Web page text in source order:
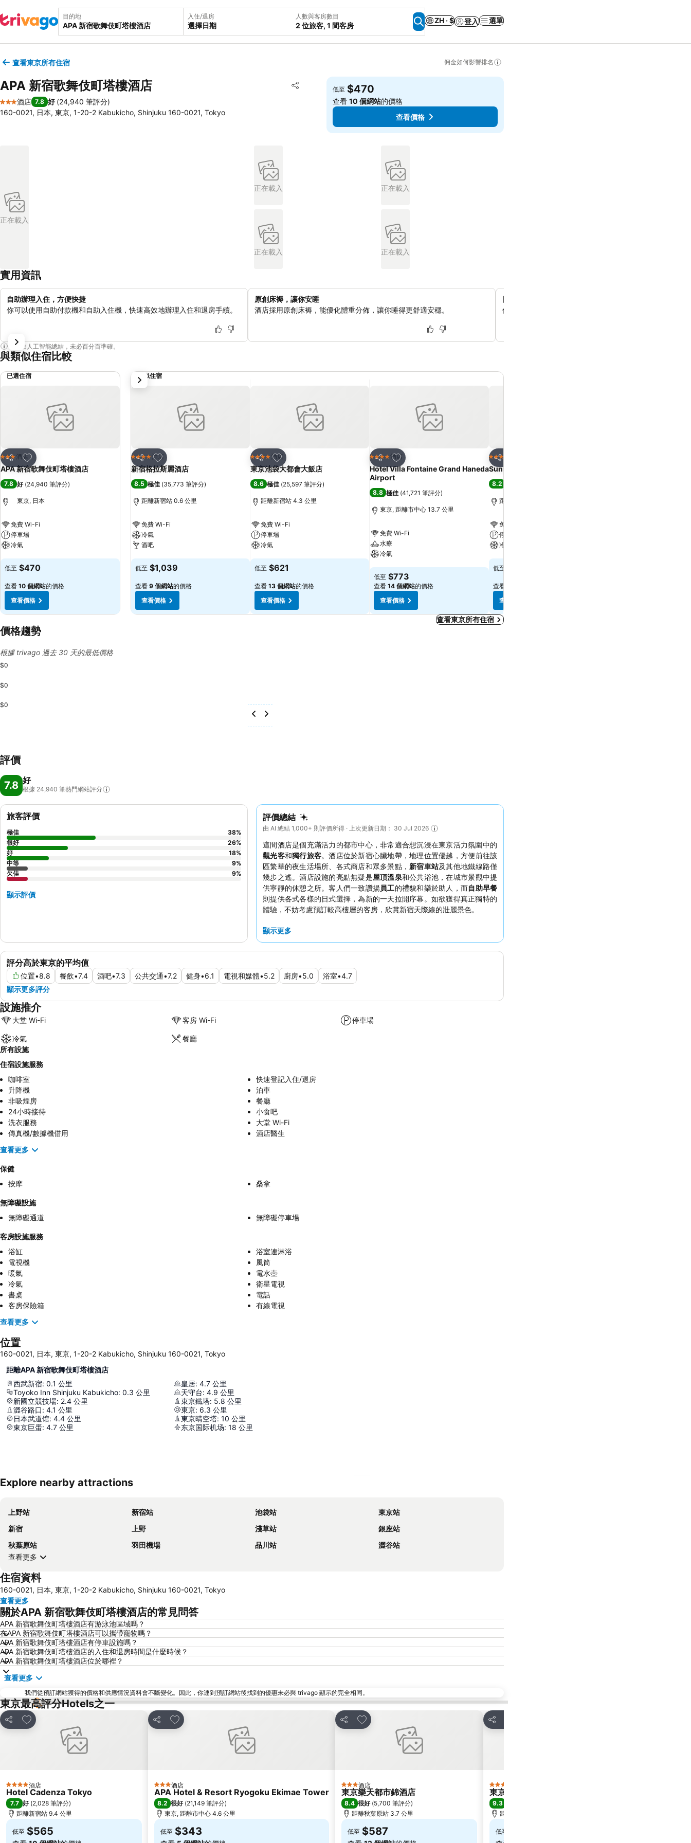
目的地 入住/退房
選擇日期
人數與客房數目
2 位旅客, 1 間客房
ZH · $ 登入 選單
查看東京所有住宿 佣金如何影響排名
APA 新宿歌舞伎町塔樓酒店 分享
放到收藏夾
3 星級
酒店 7.8 好 (24,940 筆評分)
160-0021, 日本, 東京, 1-20-2 Kabukicho, Shinjuku 160-0021, Tokyo
低至 $470
查看10 個網站的價格
查看價格
正在載入
正在載入 正在載入
正在載入 正在載入
實用資訊
自助辦理入住，方便快捷
你可以使用自助付款機和自助入住機，快速高效地辦理入住和退房手續。
原創床褥，讓你安睡
酒店採用原創床褥，能優化體重分佈，讓你睡得更舒適安穩。
日式與西式自助早餐
你可以在酒店餐廳享用豐富的日式與西式自助餐，為你的
內容由人工智能總結，未必百分百準確。
與類似住宿比較
已選住宿
分享
放到收藏夾
3 星級酒店
APA 新宿歌舞伎町塔樓酒店
7.8 好 (24,940 筆評分)
東京, 日本
免費 Wi-Fi
停車場
冷氣
查看價格
低至 $470
查看 10 個網站的價格
查看價格
類似住宿
分享
放到收藏夾
4 星級 酒店
新宿格拉斯麗酒店
8.5 極佳 (35,773 筆評分)
距離新宿站 0.6 公里
免費 Wi-Fi
冷氣
酒吧
查看價格
低至 $1,039
查看 9 個網站的價格
查看價格
分享
放到收藏夾
4 星級 酒店
東京池袋大都會大飯店
8.6 極佳 (25,597 筆評分)
距離新宿站 4.3 公里
免費 Wi-Fi
停車場
冷氣
查看價格
低至 $621
查看 13 個網站的價格
查看價格
分享
放到收藏夾
4 星級 酒店
Hotel Villa Fontaine Grand Haneda
Airport
8.8 極佳 (41,721 筆評分)
東京, 距離市中心 13.7 公里
免費 Wi-Fi
水療
冷氣
查看價格
低至 $773
查看 14 個網站的價格
查看價格
分享
4 星級
Sunshine City Prince Hotel
8.2
距離新宿站 5.3 公里
免費 Wi-Fi
停車場
冷氣
查看價格
低至
查看
查看價格
下一步
查看東京所有住宿
價格趨勢
根據 trivago 過去 30 天的最低價格
$0
$0
$0
評價
7.8 好
根據 24,940 筆熱門網站評分
評價總結
由 AI 總結 1,000+ 則評價所得 · 上次更新日期： 30 Jul 2026
這間酒店是個充滿活力的都市中心，非常適合想沉浸在東京活力氛圍中的
觀光客和獨行旅客。酒店位於新宿心臟地帶，地理位置優越，方便前往該
區繁華的夜生活場所、各式商店和眾多景點， 新宿車站及其他地鐵線路僅
幾步之遙。酒店設施的亮點無疑是屋頂溫泉和公共浴池，在城市景觀中提
供寧靜的休憩之所。客人們一致讚揚員工的禮貌和樂於助人，而自助早餐
則提供各式各樣的日式選擇，為新的一天拉開序幕。如欲獲得真正獨特的
體驗，不妨考慮預訂較高樓層的客房，欣賞新宿天際線的壯麗景色。
顯示更多
評分高於東京的平均值
位置•8.8 餐飲•7.4 酒吧•7.3 公共交通•7.2 健身•6.1 電視和媒體•5.2 廚房•5.0 浴室•4.7
顯示更多評分
旅客評價
極佳 38%
很好
26%
好
18%
中等
9%
欠佳
9%
顯示評價
設施推介
大堂 Wi-Fi 客房 Wi-Fi 停車場
冷氣
餐廳
所有設施
住宿設施服務
咖啡室
快速登記入住/退房
升降機
泊車
非吸煙房
餐廳
24小時接待
小食吧
洗衣服務
大堂 Wi-Fi
傳真機/數據機借用
酒店醫生
查看更多
保健
按摩
桑拿
無障礙設施
無障礙通道
無障礙停車場
客房設施服務
浴缸
浴室連淋浴
電視機
風筒
暖氣
電水壺
冷氣
衛星電視
書桌
電話
客房保險箱
有線電視
查看更多
位置
160-0021, 日本, 東京, 1-20-2 Kabukicho, Shinjuku 160-0021, Tokyo
距離APA 新宿歌舞伎町塔樓酒店
西武新宿: 0.1 公里
Toyoko Inn Shinjuku Kabukicho: 0.3 公里
新國立競技場: 2.4 公里
澀谷路口: 4.1 公里
日本武道馆: 4.4 公里
東京巨蛋: 4.7 公里
皇居: 4.7 公里
天守台: 4.9 公里
東京鐵塔: 5.8 公里
東京: 6.3 公里
東京晴空塔: 10 公里
东京国际机场: 18 公里
Explore nearby attractions
上野站 新宿站 池袋站
東京站
新宿
上野 淺草站
銀座站
秋葉原站
羽田機場 品川站
澀谷站
查看更多
住宿資料
160-0021, 日本, 東京, 1-20-2 Kabukicho, Shinjuku 160-0021, Tokyo
查看更多
關於APA 新宿歌舞伎町塔樓酒店的常見問答
APA 新宿歌舞伎町塔樓酒店有游泳池區域嗎？
在APA 新宿歌舞伎町塔樓酒店可以攜帶寵物嗎？
APA 新宿歌舞伎町塔樓酒店有停車設施嗎？
APA 新宿歌舞伎町塔樓酒店的入住和退房時間是什麼時候？
APA 新宿歌舞伎町塔樓酒店位於哪裡？
查看更多
我們從預訂網站獲得的價格和供應情況資料會不斷變化。因此，你連到預訂網站後找到的優惠未必與 trivago 顯示的完全相同。
東京最高評分Hotels之一
分享
放到收藏夾
4 星級 酒店
Hotel Cadenza Tokyo
7.7 好 (2,028 筆評分)
距離新宿站 9.4 公里
低至 $565
分享
放到收藏夾
3 星級酒店
APA Hotel & Resort Ryogoku Ekimae Tower
8.2 很好 (21,149 筆評分)
東京, 距離市中心 4.6 公里
低至 $343
分享
放到收藏夾
3 星級酒店
東京樂天都市錦酒店
8.4 很好 (5,700 筆評分)
距離秋葉原站 3.7 公里
低至 $587
分享
5 星級
東京宮殿酒店
9.3
距離秋葉原站 1.9 公里
低至